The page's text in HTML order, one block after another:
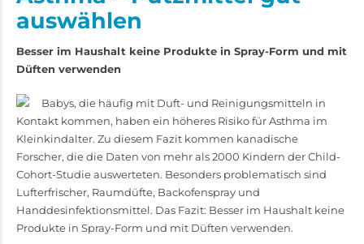
auswählen
Besser im Haushalt keine Produkte in Spray-Form und mit
Düften verwenden
Babys, die häufig mit Duft- und Reinigungsmitteln in
Kontakt kommen, haben ein höheres Risiko für Asthma im
Kleinkindalter. Zu diesem Fazit kommen kanadische
Forscher, die die Daten von mehr als 2000 Kindern der Child-
Cohort-Studie auswerteten. Besonders problematisch sind
Lufterfrischer, Raumdüfte, Backofenspray und
Handdesinfektionsmittel. Das Fazit: Besser im Haushalt keine
Produkte in Spray-Form und mit Düften verwenden.